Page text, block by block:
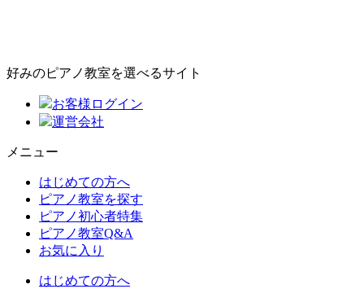
好みのピアノ教室を選べるサイト
お客様ログイン
運営会社
メニュー
はじめての方へ
ピアノ教室を探す
ピアノ初心者特集
ピアノ教室Q&A
お気に入り
はじめての方へ